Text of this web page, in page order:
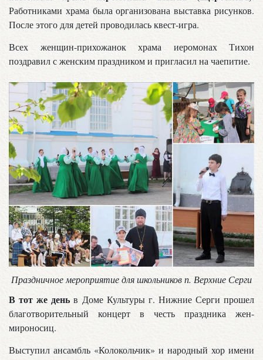
Работниками храма была организована выставка рисунков.
После этого для детей проводилась квест-игра.
Всех женщин-прихожанок храма иеромонах Тихон
поздравил с женским праздником и пригласил на чаепитие.
Праздничное мероприятие для школьников п. Верхние Серги
В тот же день в Доме Культуры г. Нижние Серги прошел
благотворительный концерт в честь праздника жен-
мироносиц.
Выступил ансамбль «Колокольчик» и народный хор имени